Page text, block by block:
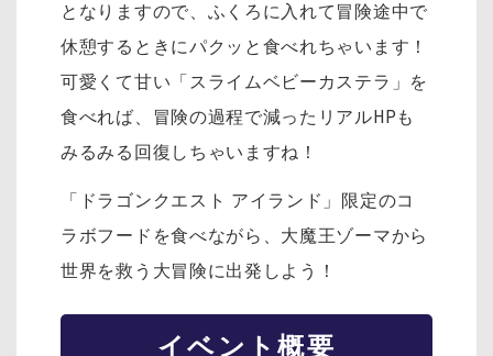
となりますので、ふくろに入れて冒険途中で
休憩するときにパクッと食べれちゃいます！
可愛くて甘い「スライムベビーカステラ」を
食べれば、冒険の過程で減ったリアルHPも
みるみる回復しちゃいますね！
「ドラゴンクエスト アイランド」限定のコ
ラボフードを食べながら、大魔王ゾーマから
世界を救う大冒険に出発しよう！
イベント概要